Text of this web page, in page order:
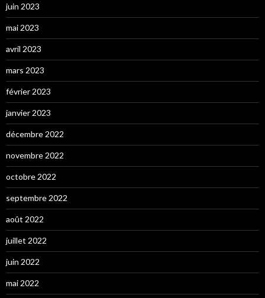
juin 2023
mai 2023
avril 2023
mars 2023
février 2023
janvier 2023
décembre 2022
novembre 2022
octobre 2022
septembre 2022
août 2022
juillet 2022
juin 2022
mai 2022